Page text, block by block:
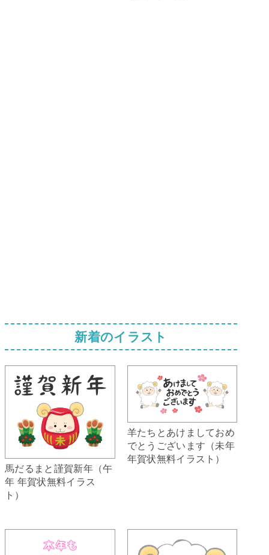
新着のイラスト
馬だるまと謹賀新年（午
年 年賀状無料イラス
ト）
羊たちとあけましておめ
でとうございます（未年
年賀状無料イラスト）